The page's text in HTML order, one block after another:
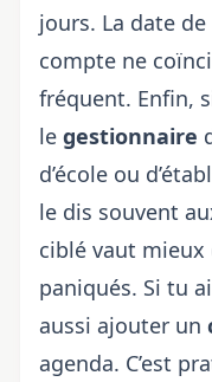
jours. La date
compte ne
fréquent. Enfin,
le gestionnaire
d’école ou
le dis souvent
ciblé vaut mieux
paniqués. Si tu
aussi ajouter un
agenda. C’est